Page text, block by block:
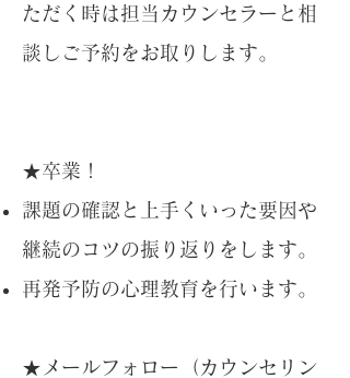
ただく時は担当カウンセラーと相
談しご予約をお取りします。
★卒業！
課題の確認と上手くいった要因や
継続のコツの振り返りをします。
再発予防の心理教育を行います。
★メールフォロー（カウンセリン